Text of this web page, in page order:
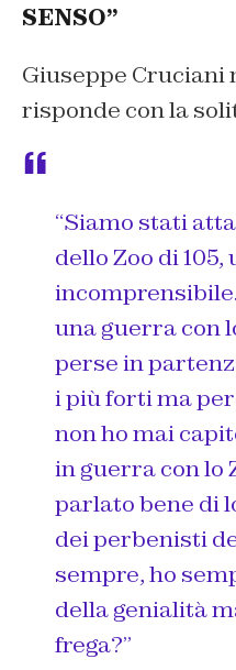
SENSO”
Giuseppe Cruciani
risponde con la
“Siamo stati
dello Zoo di 105,
una guerra con
perse in
i più forti ma
non ho mai
in guerra con lo
parlato bene di
dei perbenisti
sempre, ho
della genialità
frega?”